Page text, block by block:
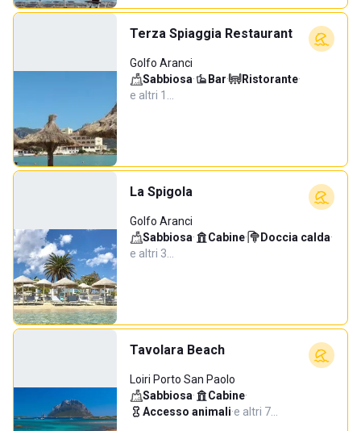
Terza Spiaggia Restaurant
Golfo Aranci
Sabbiosa· Bar· Ristorante·
e altri 1…
La Spigola
Golfo Aranci
Sabbiosa· Cabine· Doccia calda·
e altri 3…
Tavolara Beach
Loiri Porto San Paolo
Sabbiosa· Cabine·
Accesso animali·e altri 7…